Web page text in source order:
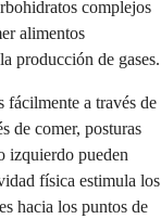
complejos
alimentos
producción de gases.
fácilmente a través de
de comer, posturas
izquierdo pueden
física estimula los
hacia los puntos de